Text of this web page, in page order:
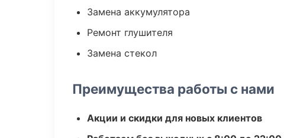
Замена аккумулятора
Ремонт глушителя
Замена стекол
Преимущества работы с нами
Акции и скидки для новых клиентов